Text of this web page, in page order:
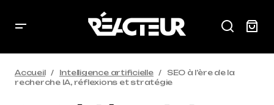
Accueil Intelligence artificielle
SEO à l’ère de la
recherche IA, réflexions et stratégie